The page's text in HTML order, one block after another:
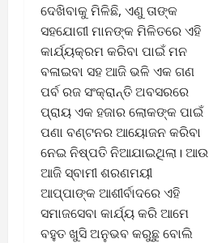
ଦେଖିବାକୁ ମିଳିଛି, ଏଣୁ ତାଙ୍କ
ସହଯୋଗୀ ମାନଙ୍କ ମିଳିତରେ ଏହି
କାର୍ଯ୍ୟକ୍ରମ କରିବା ପାଇଁ ମନ
ବଳାଇବା ସହ ଆଜି ଭଳି ଏକ ଗଣ
ପର୍ବ ରଜ ସଂକ୍ରାନ୍ତି ଅବସରରେ
ପ୍ରାୟ ଏକ ହଜାର ଲୋକଙ୍କ ପାଇଁ
ପଣା ବଣ୍ଟନର ଆୟୋଜନ କରିବା
ନେଇ ନିଷ୍ପତି ନିଆଯାଇଥିଲା। ଆଉ
ଆଜି ସ୍ବାମୀ ଶରଣମୟୀ
ଆପ୍ପାଙ୍କ ଆଶୀର୍ବାଦରେ ଏହି
ସମାଜସେବା କାର୍ଯ୍ୟ କରି ଆମେ
ବହୁତ ଖୁସି ଅନୁଭବ କରୁଛୁ ବୋଲି